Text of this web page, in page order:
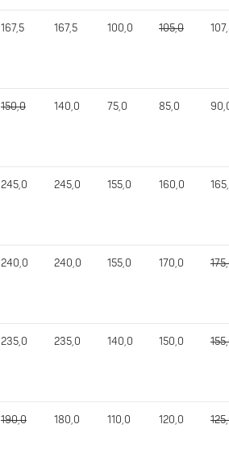
167,5 167,5 100,0 105,0
150,0 140,0 75,0 85,0
245,0 245,0 155,0 160,0
240,0 240,0 155,0 170,0
235,0 235,0 140,0 150,0
190,0 180,0 110,0 120,0